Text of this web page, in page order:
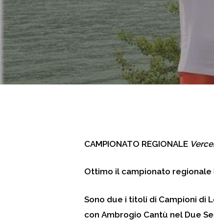
CAMPIONATO REGIONALE
Ottimo il campionato regionale
Sono due i titoli di Campioni di
con Ambrogio Cantù nel Due